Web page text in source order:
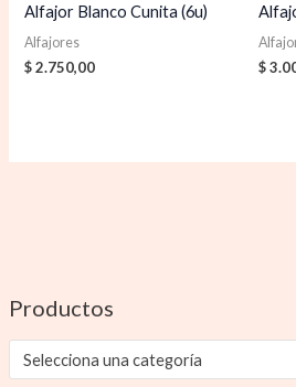
Productos
Selecciona una categoría
Alfajor Blanco Cunita (6u)
Alfajores
$2.750,00 $